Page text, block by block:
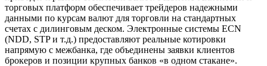
торговых платформ обеспечивает трейдеров надежными
данными по курсам валют для торговли на стандартных
счетах с дилинговым деском. Электронные системы ECN
(NDD, STP и т.д.) предоставляют реальные котировки
напрямую с межбанка, где объединены заявки клиентов
брокеров и позиции крупных банков «в одном стакане».